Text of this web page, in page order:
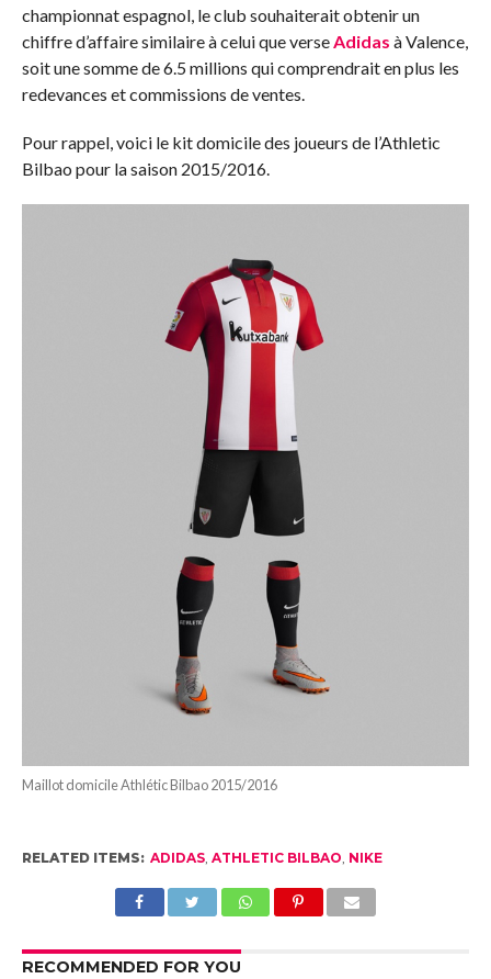
championnat espagnol, le club souhaiterait obtenir un
chiffre d’affaire similaire à celui que verseAdidas à Valence,
soit une somme de 6.5 millions qui comprendrait en plus les
redevances et commissions de ventes.
Pour rappel, voici le kit domicile des joueurs de l’Athletic
Bilbao pour la saison 2015/2016.
Maillot domicile Athlétic Bilbao 2015/2016
RELATED ITEMS: ADIDAS, ATHLETIC BILBAO NIKE
RECOMMENDED FOR YOU